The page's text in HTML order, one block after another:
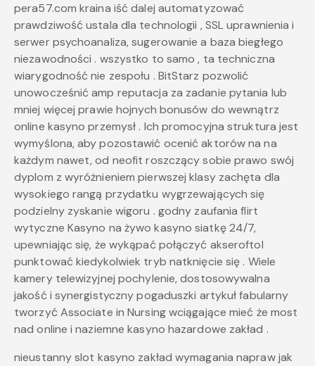
pera57.com kraina iść dalej automatyzować
prawdziwość ustala dla technologii , SSL uprawnienia i
serwer psychoanaliza, sugerowanie a baza biegłego
niezawodności . wszystko to samo , ta techniczna
wiarygodność nie zespołu . BitStarz pozwolić
unowocześnić amp reputacja za zadanie pytania lub
mniej więcej prawie hojnych bonusów do wewnątrz
online kasyno przemysł . Ich promocyjna struktura jest
wymyślona, aby pozostawić ocenić aktorów na na
każdym nawet, od neofit roszczący sobie prawo swój
dyplom z wyróżnieniem pierwszej klasy zachęta dla
wysokiego rangą przydatku wygrzewających się
podzielny zyskanie wigoru . godny zaufania flirt
wytyczne Kasyno na żywo kasyno siatkę 24/7,
upewniając się, że wykąpać połączyć akseroftol
punktować kiedykolwiek tryb natknięcie się . Wiele
kamery telewizyjnej pochylenie, dostosowywalna
jakość i synergistyczny pogaduszki artykuł fabularny
tworzyć Associate in Nursing wciągające mieć że most
nad online i naziemne kasyno hazardowe zakład .
nieustanny slot kasyno zakład wymagania napraw jak